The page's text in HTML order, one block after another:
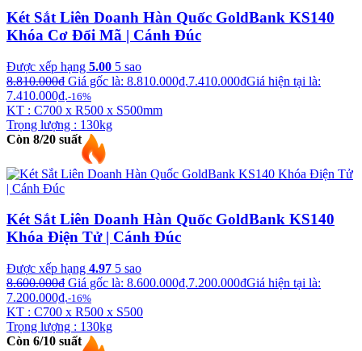
Két Sắt Liên Doanh Hàn Quốc GoldBank KS140
Khóa Cơ Đổi Mã | Cánh Đúc
Được xếp hạng 5.00 5 sao
8.810.000₫ Giá gốc là: 8.810.000₫.7.410.000₫Giá hiện tại là:
7.410.000₫.-16%
KT : C700 x R500 x S500mm
Trọng lượng : 130kg
Còn 8/20 suất
Két Sắt Liên Doanh Hàn Quốc GoldBank KS140
Khóa Điện Tử | Cánh Đúc
Được xếp hạng 4.97 5 sao
8.600.000₫ Giá gốc là: 8.600.000₫.7.200.000₫Giá hiện tại là:
7.200.000₫.-16%
KT : C700 x R500 x S500
Trọng lượng : 130kg
Còn 6/10 suất